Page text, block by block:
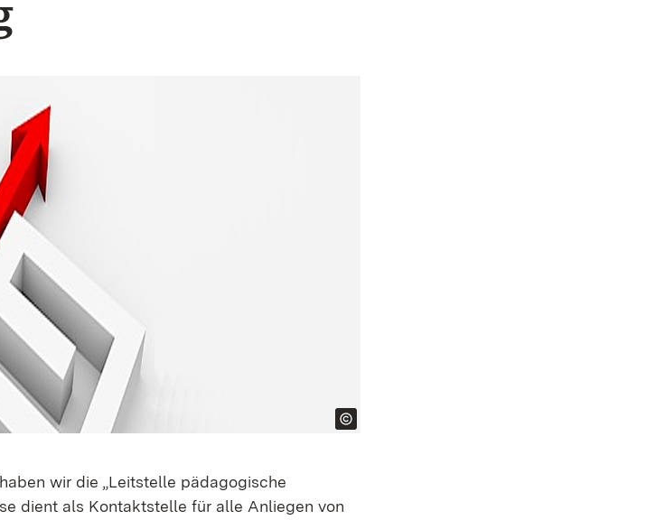
wir die „Leitstelle pädagogische
dient als Kontaktstelle für alle Anliegen von